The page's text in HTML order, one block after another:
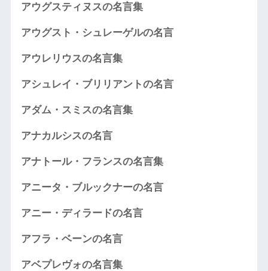
アウグスティヌスの名言集
アウグスト・シュレーゲルの名言
アウレリウスの名言集
アシュレイ・ブリリアントの名言
アダム・スミスの名言集
アナカルシスの名言
アナトール・フランスの名言集
アニータ・ブルックナーの名言
アニー・ディラードの名言
アフラ・ベーンの名言
アベプレヴォの名言集